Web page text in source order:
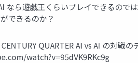
なら遊戯王くらいプレイできるの
できるのか？
QUARTER AI vs AI の対
watch?v=95dVK9RKc9g